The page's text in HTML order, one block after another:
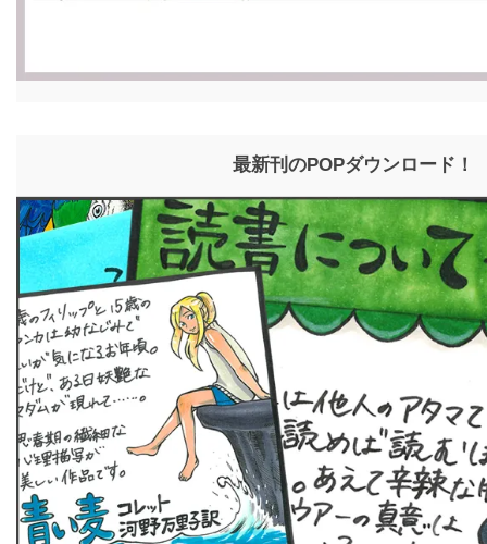
最新刊のPOPダウンロード！